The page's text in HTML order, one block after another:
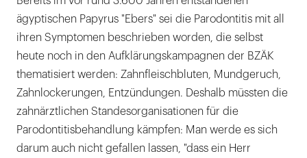
ägyptischen Papyrus "Ebers" sei die Parodontitis mit all
ihren Symptomen beschrieben worden, die selbst
heute noch in den Aufklärungskampagnen der BZÄK
thematisiert werden: Zahnfleischbluten, Mundgeruch,
Zahnlockerungen, Entzündungen. Deshalb müssten die
zahnärztlichen Standesorganisationen für die
Parodontitisbehandlung kämpfen: Man werde es sich
darum auch nicht gefallen lassen, "dass ein Herr